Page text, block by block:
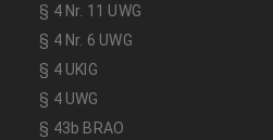
§ 4 Nr. 11 UWG
§ 4 Nr. 6 UWG
§ 4 UKlG
§ 4 UWG
§ 43b BRAO